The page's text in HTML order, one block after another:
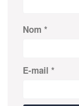
Nom *
E-mail *